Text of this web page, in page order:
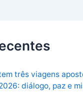
três viagens
diálogo, paz e